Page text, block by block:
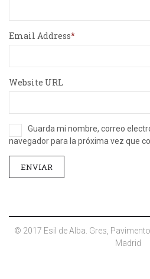
Email Address
Website URL
Guarda mi nombre, correo
navegador para la próxima vez que
© 2017 Esil de Alba. Gres,
Madrid